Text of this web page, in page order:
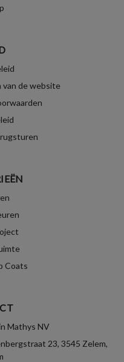
van de website
Coats
Mathys NV
23, 3545 Zelem,